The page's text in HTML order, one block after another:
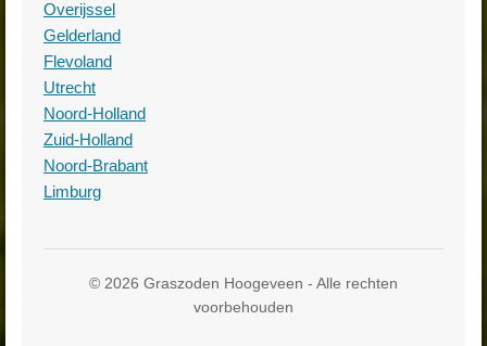
Overijssel
Gelderland
Flevoland
Utrecht
Noord-Holland
Zuid-Holland
Noord-Brabant
Limburg
© 2026 Graszoden Hoogeveen - Alle rechten
voorbehouden